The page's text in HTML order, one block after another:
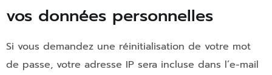
vos données personnelles
Si vous demandez une réinitialisation de votre mot
de passe, votre adresse IP sera incluse dans l’e-mail